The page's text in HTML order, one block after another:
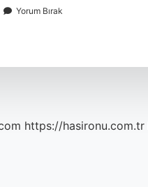
Yorum Bırak
https://hasironu.com.tr